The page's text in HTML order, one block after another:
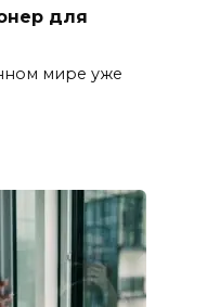
для
мире уже